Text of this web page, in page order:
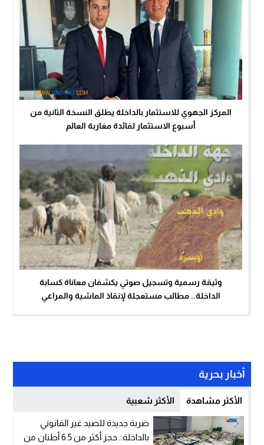
المركز الجهوي للاستثمار بالداخلة يطلق النسخة الثانية من
أسبوع الاستثمار لفائدة مغاربة العالم
وثيقة رسمية وتسجيل صوتي يكشفان معاناة كسابة
الداخلة.. مطالب مستعجلة لإنقاذ الماشية والمراعي
أخبار بحرية
الأكثر مشاهدة الأكثر شعبية
ضربة جديدة للصيد غير القانوني
بالداخلة.. حجز أكثر من 6.5 أطنان من